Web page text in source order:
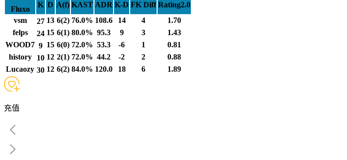
Fluxo
K D A(f) KAST ADR K-D FK Diff Rating2.0
vsm
27 13 6(2) 76.0% 108.6 14 4
1.70
felps
24 15 6(1) 80.0% 95.3 9 3
1.43
WOOD7 9 15 6(0) 72.0% 53.3 -6 1
0.81
history
10 12 2(1) 72.0% 44.2 -2 2
0.88
Lucaozy 30 12 6(2) 84.0% 120.0 18 6 1.89
充值